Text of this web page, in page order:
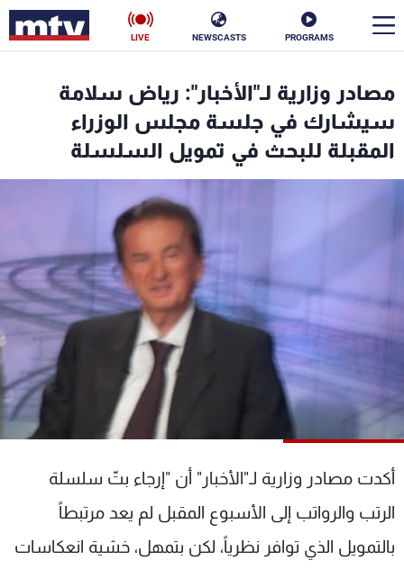
PROGRAMS
NEWSCASTS
LIVE
مصادر وزارية لـ"الأخبار": رياض سلامة
سيشارك في جلسة مجلس الوزراء
المقبلة للبحث في تمويل السلسلة
أكدت مصادر وزارية لـ"الأخبار" أن "إرجاء بتّ سلسلة
الرتب والرواتب إلى الأسبوع المقبل لم يعد مرتبطاً
بالتمويل الذي توافر نظرياً، لكن بتمهل، خشية انعكاسات
الأخبار
سياسة ناس
فن
رياضة
كأس العالم
البرامج
جدول البرامج
شاهد البرامج
الترددات
عن MTV
الإنـتـاج
لاعلاناتكم
وظائف
تواصل معنا
شروط الإسـتخدام